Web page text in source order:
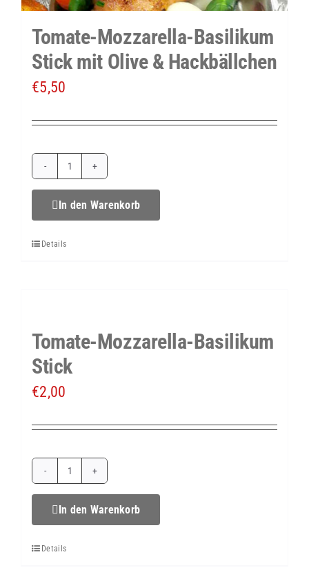
Tomate-Mozzarella-Basilikum
Stick mit Olive & Hackbällchen
€5,50
Tomate-
Mozzarella-
&
In den Warenkorb
Details
Tomate-Mozzarella-Basilikum
Stick
€2,00
Tomate-
Mozzarella-
In den Warenkorb
Details